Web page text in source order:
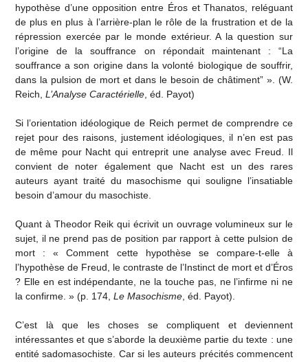
hypothèse d’une opposition entre Éros et Thanatos, reléguant
de plus en plus à l’arrière-plan le rôle de la frustration et de la
répression exercée par le monde extérieur. A la question sur
l’origine de la souffrance on répondait maintenant : “La
souffrance a son origine dans la volonté biologique de souffrir,
dans la pulsion de mort et dans le besoin de châtiment” ». (W.
Reich, L’Analyse Caractérielle, éd. Payot)
Si l’orientation idéologique de Reich permet de comprendre ce
rejet pour des raisons, justement idéologiques, il n’en est pas
de même pour Nacht qui entreprit une analyse avec Freud. Il
convient de noter également que Nacht est un des rares
auteurs ayant traité du masochisme qui souligne l’insatiable
besoin d’amour du masochiste.
Quant à Theodor Reik qui écrivit un ouvrage volumineux sur le
sujet, il ne prend pas de position par rapport à cette pulsion de
mort : « Comment cette hypothèse se compare-t-elle à
l’hypothèse de Freud, le contraste de l’Instinct de mort et d’Éros
? Elle en est indépendante, ne la touche pas, ne l’infirme ni ne
la confirme. » (p. 174, Le Masochisme, éd. Payot).
C’est là que les choses se compliquent et deviennent
intéressantes et que s’aborde la deuxième partie du texte : une
entité sadomasochiste. Car si les auteurs précités commencent